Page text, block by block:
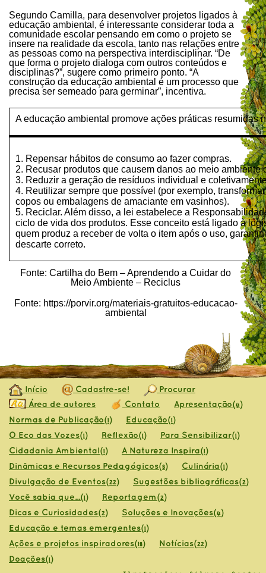
Segundo Camilla, para desenvolver projetos ligados à
educação ambiental, é interessante considerar toda a
comunidade escolar pensando em como o projeto se
insere na realidade da escola, tanto nas relações entre
as pessoas como na perspectiva interdisciplinar. “De
que forma o projeto dialoga com outros conteúdos e
disciplinas?”, sugere como primeiro ponto. “A
construção da educação ambiental é um processo que
precisa ser semeado para germinar”, incentiva.
A educação ambiental promove ações práticas resumidas
1. Repensar hábitos de consumo ao fazer compras.
2. Recusar produtos que causem danos ao meio ambiente
3. Reduzir a geração de resíduos individual e
4. Reutilizar sempre que possível (por exemplo,
copos ou embalagens de amaciante em vasinhos).
5. Reciclar. Além disso, a lei estabelece a
ciclo de vida dos produtos. Esse conceito está ligado à
quem produz a receber de volta o item após o uso,
descarte correto.
Fonte: Cartilha do Bem – Aprendendo a Cuidar do
Meio Ambiente – Reciclus
Fonte: https://porvir.org/materiais-gratuitos-educacao-
ambiental
Início Cadastre-se!
Procurar
Área de autores
Contato Apresentação(4)
Normas de Publicação(1) Educação(1)
O Eco das Vozes(1) Reflexão(1) Para Sensibilizar(1)
Cidadania Ambiental(1) A Natureza Inspira(1)
Dinâmicas e Recursos Pedagógicos(8) Culinária(1)
Divulgação de Eventos(22) Sugestões bibliográficas(2)
Você sabia que...(1) Reportagem(2)
Dicas e Curiosidades(2) Soluções e Inovações(4)
Educação e temas emergentes(1)
Ações e projetos inspiradores(18) Notícias(22)
Doações(1)